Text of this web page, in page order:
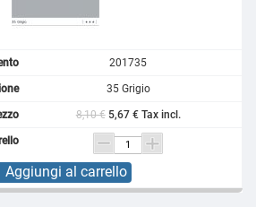
201735
35 Grigio
8,10 € 5,67 € Tax incl.
Aggiungi al carrello